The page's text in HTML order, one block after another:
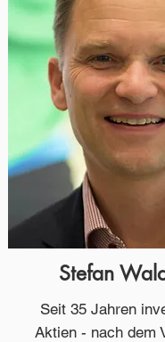
Stefan
Seit 35 Jahren
Aktien - nach dem